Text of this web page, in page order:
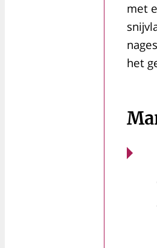
met
het